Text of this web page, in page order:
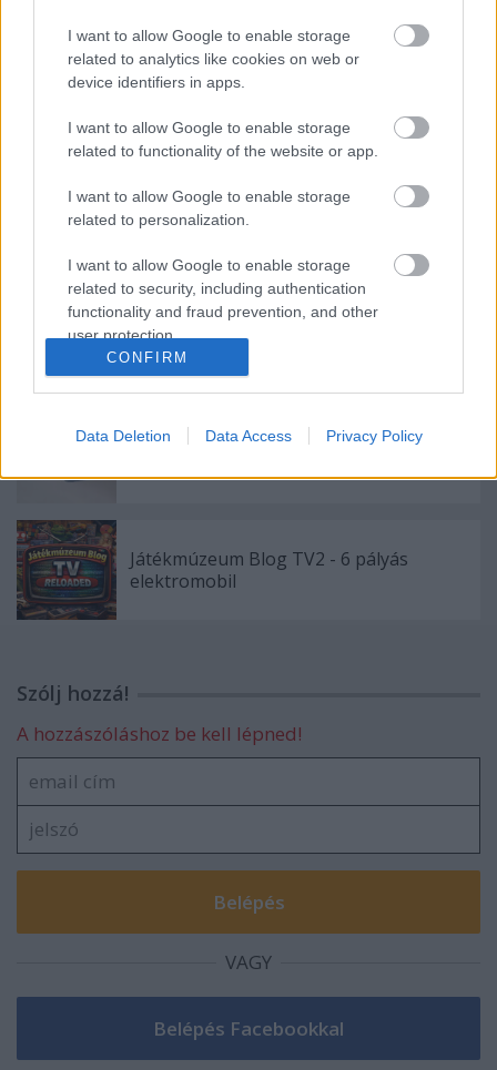
I want to allow Google to enable storage
related to analytics like cookies on web or
device identifiers in apps.
I want to allow Google to enable storage
related to functionality of the website or app.
I want to allow Google to enable storage
related to personalization.
I want to allow Google to enable storage
related to security, including authentication
functionality and fraud prevention, and other
user protection.
CONFIRM
Data Deletion Data Access Privacy Policy
Ajánlott bejegyzések:
Yoshino Apollo 15
Highway Patrol Helicopter
TikTok nap - ME083 kínai autóbusz
Játékmúzeum Blog TV2 - 6 pályás
elektromobil
Szólj hozzá!
A hozzászóláshoz be kell lépned!
VAGY